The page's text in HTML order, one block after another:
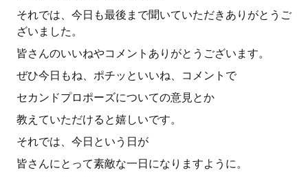
それでは、今日も最後まで聞いていただきありがとうご
ざいました。
皆さんのいいねやコメントありがとうございます。
ぜひ今日もね、ポチッといいね、コメントで
セカンドプロポーズについての意見とか
教えていただけると嬉しいです。
それでは、今日という日が
皆さんにとって素敵な一日になりますように。